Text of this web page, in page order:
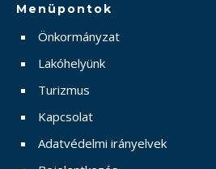
Menüpontok
Önkormányzat
Lakóhelyünk
Turizmus
Kapcsolat
Adatvédelmi irányelvek